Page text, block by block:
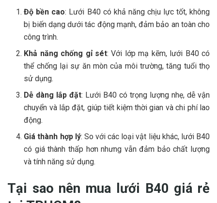
Độ bền cao: Lưới B40 có khả năng chịu lực tốt, không
bị biến dạng dưới tác động mạnh, đảm bảo an toàn cho
công trình.
Khả năng chống gỉ sét: Với lớp mạ kẽm, lưới B40 có
thể chống lại sự ăn mòn của môi trường, tăng tuổi thọ
sử dụng.
Dễ dàng lắp đặt: Lưới B40 có trọng lượng nhẹ, dễ vận
chuyển và lắp đặt, giúp tiết kiệm thời gian và chi phí lao
động.
Giá thành hợp lý: So với các loại vật liệu khác, lưới B40
có giá thành thấp hơn nhưng vẫn đảm bảo chất lượng
và tính năng sử dụng.
Tại sao nên mua lưới B40 giá rẻ